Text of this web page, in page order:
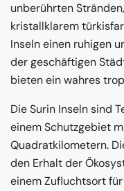
unberührten
kristallklarem
Inseln einen ruhigen
der geschäftigen
bieten ein wahres
Die Surin Inseln sind
einem Schutzgebiet
Quadratkilometern.
den Erhalt der
einem Zufluchtsort